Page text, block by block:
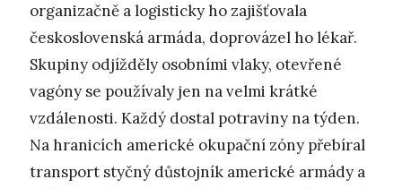
organizačně a logisticky ho zajišťovala
československá armáda, doprovázel ho lékař.
Skupiny odjížděly osobními vlaky, otevřené
vagóny se používaly jen na velmi krátké
vzdálenosti. Každý dostal potraviny na týden.
Na hranicích americké okupační zóny přebíral
transport styčný důstojník americké armády a